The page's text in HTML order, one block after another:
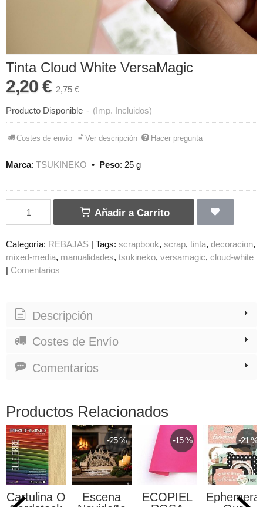
Tinta Cloud White VersaMagic
2,20 € 2,75 €
Producto Disponible - (Imp. Incluidos)
Costes de envío Ver descripción Hacer pregunta
Marca: TSUKINEKO • Peso: 25 g
Añadir a Carrito
Categoría: REBAJAS Tags: scrapbook scrap tinta decoracion
mixed-media manualidades tsukineko versamagic cloud-white
Comentarios
Descripción
Costes de Envío
Comentarios
Productos Relacionados
Cartulina O
-25 %
Escena
-15 %
ECOPIEL
-21 %
Ephemera